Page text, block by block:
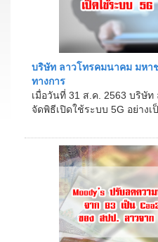
บริษัท ลาวโทรคมนาคม มหา
ทางการ
เมื่อวันที่ 31 ส.ค. 2563 บริษั
จัดพิธีเปิดใช้ระบบ 5G อย่างเ